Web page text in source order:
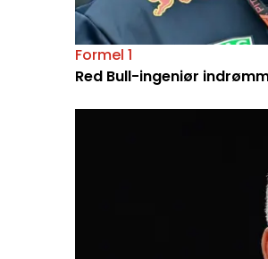
Formel 1
Red Bull-ingeniør